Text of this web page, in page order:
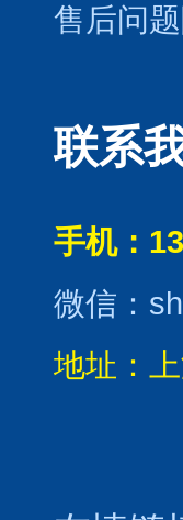
售后问
联系
手机：
微信：
地址：